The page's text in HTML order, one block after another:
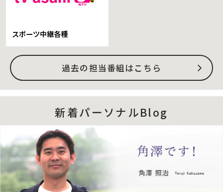
スポーツ中継各種
過去の担当番組はこちら
新着パーソナルBlog